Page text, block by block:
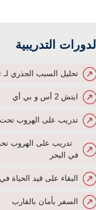
الدورات التدريبية
تحليل السبب الجذري لـ تريبود بيتا
ايتش 2 أس و بي أي
تدريب على الهروب تحت
تدريب على الهروب
في البحر
البقاء على قيد الحياة في
السفر بأمان بالقارب